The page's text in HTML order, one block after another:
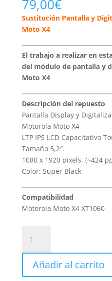
79,00€
Sustitución Pantalla y
Moto X4
El trabajo a realizar en
del módulo de pantalla y
Moto X4
Descripción del repuesto
Pantalla Display y
Motorola Moto X4
LTP IPS LCD Capacitativo
Tamaño 5,2″.
1080 x 1920 pixels. (~424
Color: Super Black
Compatibilidad
Motorola Moto X4 XT1060
Pantalla
y
Digitalizador
Negro
Añadir al carrito